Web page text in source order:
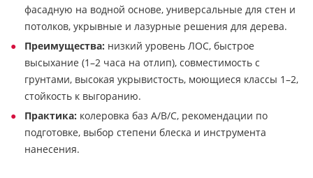
фасадную на водной основе, универсальные для стен и
потолков, укрывные и лазурные решения для дерева.
Преимущества: низкий уровень ЛОС, быстрое
высыхание (1–2 часа на отлип), совместимость с
грунтами, высокая укрывистость, моющиеся классы 1–2,
стойкость к выгоранию.
Практика: колеровка баз A/B/C, рекомендации по
подготовке, выбор степени блеска и инструмента
нанесения.